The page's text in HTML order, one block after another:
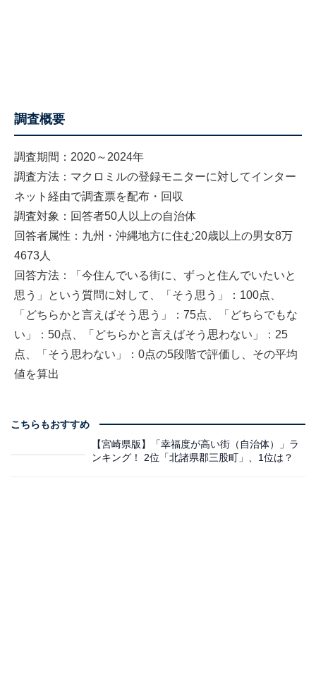
調査概要
調査期間：2020～2024年
調査方法：マクロミルの登録モニターに対してインター
ネット経由で調査票を配布・回収
調査対象：回答者50人以上の自治体
回答者属性：九州・沖縄地方に住む20歳以上の男女8万
4673人
回答方法：「今住んでいる街に、ずっと住んでいたいと
思う」という質問に対して、「そう思う」：100点、
「どちらかと言えばそう思う」：75点、「どちらでもな
い」：50点、「どちらかと言えばそう思わない」：25
点、「そう思わない」：0点の5段階で評価し、その平均
値を算出
こちらもおすすめ
【宮崎県版】「幸福度が高い街（自治体）」ラ
ンキング！ 2位「北諸県郡三股町」、1位は？